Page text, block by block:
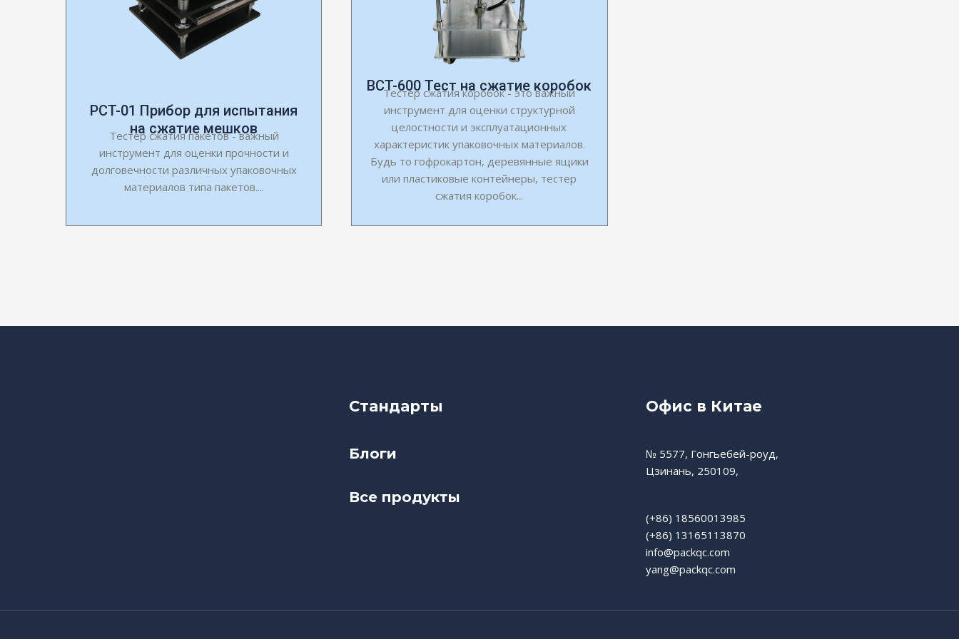
PCT-01 Прибор для испытания
на сжатие мешков
Тестер сжатия пакетов - важный
инструмент для оценки прочности и
долговечности различных упаковочных
материалов типа пакетов....
BCT-600 Тест на сжатие коробок
Тестер сжатия коробок - это важный
инструмент для оценки структурной
целостности и эксплуатационных
характеристик упаковочных материалов.
Будь то гофрокартон, деревянные ящики
или пластиковые контейнеры, тестер
сжатия коробок...
Стандарты
Блоги
Все продукты
Офис в Китае
№ 5577, Гонгьебей-роуд,
Цзинань, 250109,
(+86) 18560013985
(+86) 13165113870
info@packqc.com
yang@packqc.com